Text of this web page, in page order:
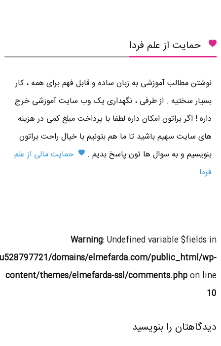
حمایت از علم فردا
نوشتن مطالب آموزشی به زبان ساده و قابل فهم برای همه ، کار
بسیار سختیه . از طرفی ، نگهداری یک وب سایت آموزشی خرج
داره ! اگر براتون امکان داره لطفا با پرداخت مبلغ کمی در هزینه
های سایت سهیم باشید تا ما هم بتونیم با خیال راحت براتون
بنویسیم و به سوال ها تون پاسخ بدیم .
حمایت مالی از علم
فردا
Warning: Undefined variable $fields in
domains/elmefarda.com/public_html/wp-
content/themes/elmefarda-ssl/comments.phpon line
10
دیدگاهتان را بنویسید